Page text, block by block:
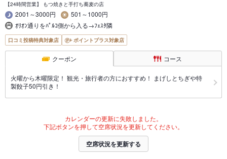
【24時間営業】 もつ焼きと手打ち蕎麦の店
2001～3000円
501～1000円
ｵﾘｵﾝ通りをﾊﾟﾙｺ側から入る→ﾌｪｽﾀ隣
口コミ投稿特典対象店 ポイントプラス対象店
クーポン コース
火曜から木曜限定！ 観光・旅行者の方におすすめ！ まげしとちぎや特
製餃子50円引き！
カレンダーの更新に失敗しました。
下記ボタンを押して空席状況を更新してください。
空席状況を更新する